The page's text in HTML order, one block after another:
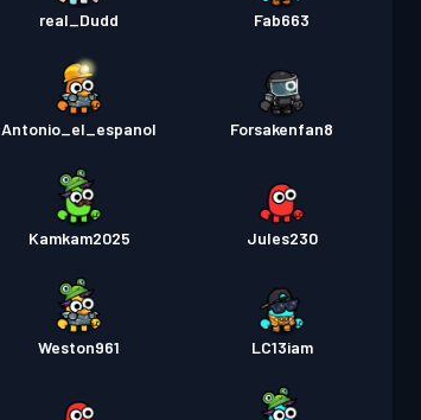
real_Dudd Fab663
Antonio_el_espanol Forsakenfan8
Kamkam2025 Jules230
Weston961 LC13iam